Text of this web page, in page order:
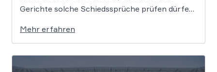
Gerichte solche Schiedssprüche prüfen dürfen.
internationalen Sport haben. Der CAS
jedenfalls verliert an Macht. Der Europäische
Gerichtshof (EuGH) hat entschieden, dass
staatliche Gerichte in […]
Mehr erfahren